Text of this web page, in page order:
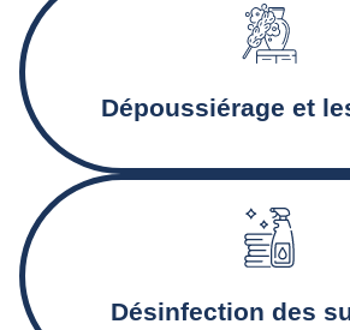
Dépoussiérage et
Nettoyage des murs, plinthes, et autres
Désinfection des
Désinfection des sanitaires et nettoyage en